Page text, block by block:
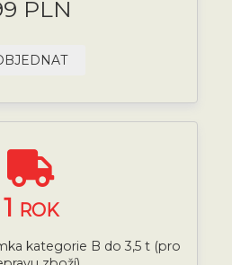
PLN
1 ROK
kategorie B do 3,5 t (pro